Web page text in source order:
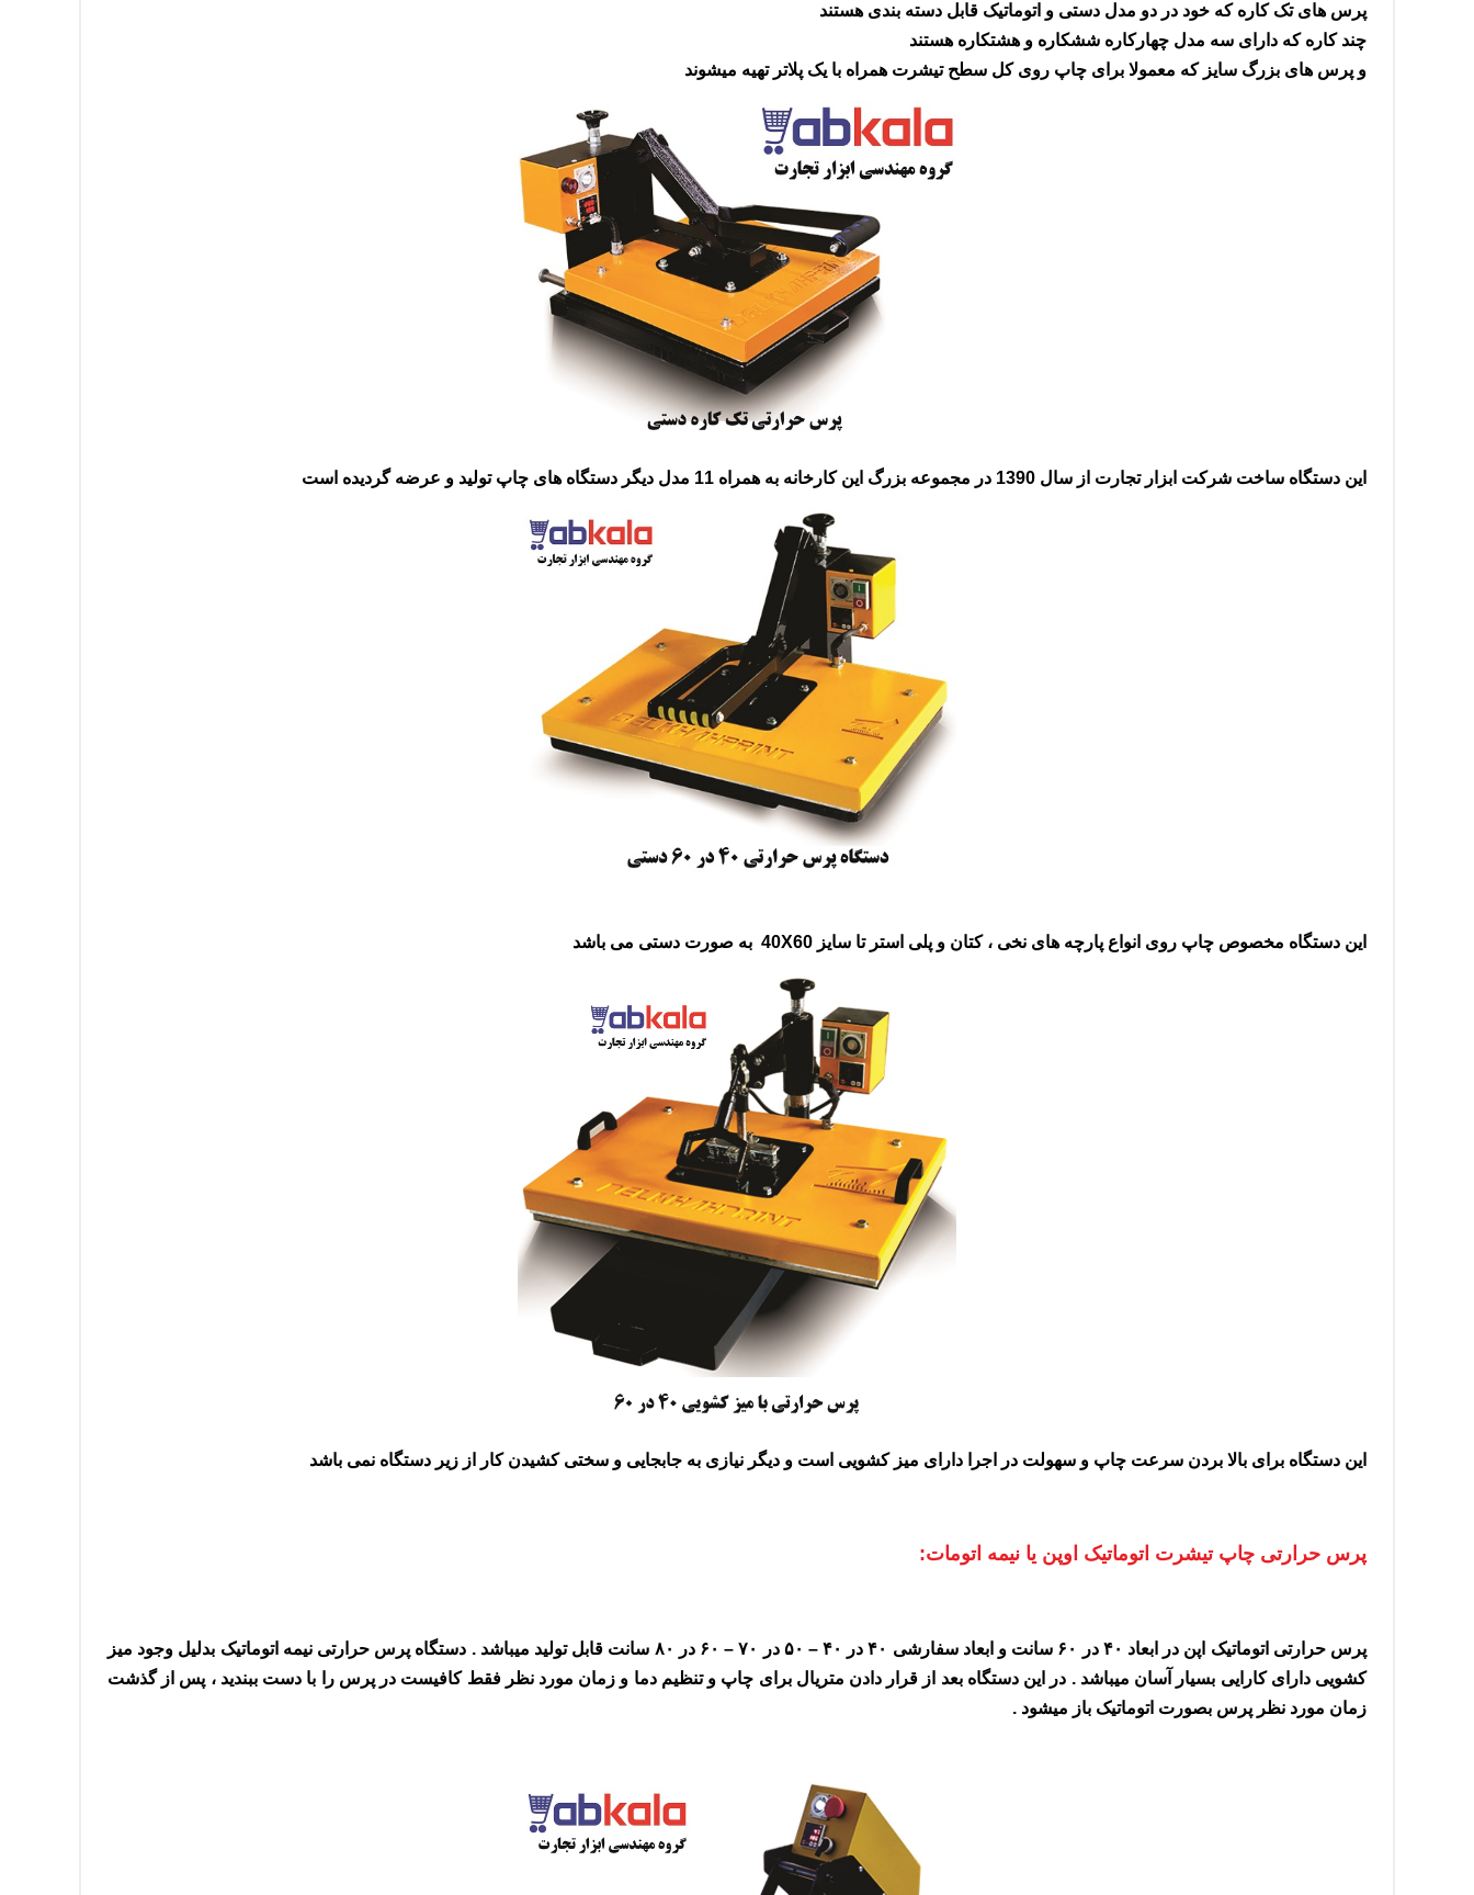
پرس های تک کاره که خود در دو مدل دستی و اتوماتیک قابل دسته بندی هستند
چند کاره که دارای سه مدل چهارکاره ششکاره و هشتکاره هستند
و پرس های بزرگ سایز که معمولا برای چاپ روی کل سطح تیشرت همراه با یک پلاتر تهیه میشوند
این دستگاه ساخت شرکت ابزار تجارت از سال 1390 در مجموعه بزرگ این کارخانه به همراه 11 مدل دیگر دستگاه های چاپ تولید و عرضه گردیده است
این دستگاه مخصوص چاپ روی انواع پارچه های نخی ، کتان و پلی استر تا سایز 40X60 به صورت دستی می باشد
این دستگاه برای بالا بردن سرعت چاپ و سهولت در اجرا دارای میز کشویی است و دیگر نیازی به جابجایی و سختی کشیدن کار از زیر دستگاه نمی باشد
پرس حرارتی چاپ تیشرت اتوماتیک اوپن یا نیمه اتومات:
پرس حرارتی اتوماتیک اپن در ابعاد ۴۰ در ۶۰ سانت و ابعاد سفارشی ۴۰ در ۴۰ – ۵۰ در ۷۰ – ۶۰ در ۸۰ سانت قابل تولید میباشد . دستگاه پرس حرارتی نیمه اتوماتیک بدلیل وجود میز
کشویی دارای کارایی بسیار آسان میباشد . در این دستگاه بعد از قرار دادن متریال برای چاپ و تنظیم دما و زمان مورد نظر فقط کافیست در پرس را با دست ببندید ، پس از گذشت
زمان مورد نظر پرس بصورت اتوماتیک باز میشود .